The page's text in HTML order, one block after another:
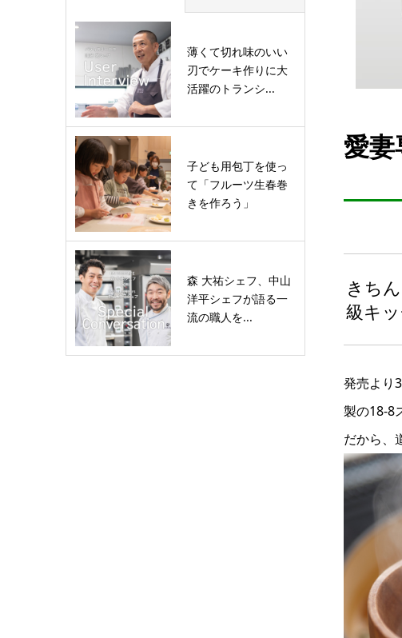
愛妻
きち
級キ
発売より
製の18-8
だから、
薄くて切れ味のいい
刃でケーキ作りに大
活躍のトランシ...
子ども用包丁を使っ
て「フルーツ生春巻
きを作ろう」
森 大祐シェフ、中山
洋平シェフが語る一
流の職人を...